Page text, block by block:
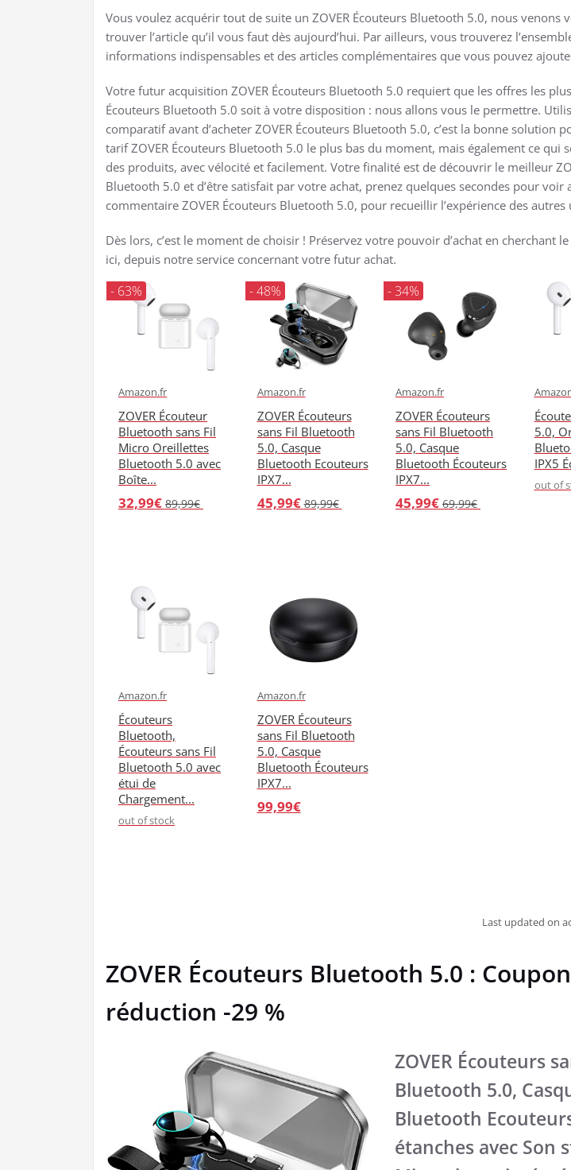
Vous voulez acquérir tout de suite un ZOVER Écouteurs Bluetooth 5.0, nous venons
trouver l’article qu’il vous faut dès aujourd’hui. Par ailleurs, vous trouverez
informations indispensables et des articles complémentaires que vous pouvez
Votre futur acquisition ZOVER Écouteurs Bluetooth 5.0 requiert que les offres les plus
Écouteurs Bluetooth 5.0 soit à votre disposition : nous allons vous le permettre.
comparatif avant d’acheter ZOVER Écouteurs Bluetooth 5.0, c’est la bonne solution
tarif ZOVER Écouteurs Bluetooth 5.0 le plus bas du moment, mais également ce qui
des produits, avec vélocité et facilement. Votre finalité est de découvrir le meilleur
Bluetooth 5.0 et d’être satisfait par votre achat, prenez quelques secondes pour voir
commentaire ZOVER Écouteurs Bluetooth 5.0, pour recueillir l’expérience des autres
Dès lors, c’est le moment de choisir ! Préservez votre pouvoir d’achat en cherchant
ici, depuis notre service concernant votre futur achat.
- 63%
Amazon.fr
ZOVER Écouteur
Bluetooth sans Fil
Micro Oreillettes
Bluetooth 5.0 avec
Boîte...
32,99€ 89,99€
- 48%
Amazon.fr
ZOVER Écouteurs
sans Fil Bluetooth
5.0, Casque
Bluetooth Ecouteurs
IPX7...
45,99€ 89,99€
- 34%
Amazon.fr
ZOVER Écouteurs
sans Fil Bluetooth
5.0, Casque
Bluetooth Écouteurs
IPX7...
45,99€ 69,99€
5.0,
IPX5
out of
Amazon.fr
Écouteurs
Bluetooth,
Écouteurs sans Fil
Bluetooth 5.0 avec
étui de
Chargement...
out of stock
Amazon.fr
ZOVER Écouteurs
sans Fil Bluetooth
5.0, Casque
Bluetooth Écouteurs
IPX7...
99,99€
Last updated on
ZOVER Écouteurs Bluetooth 5.0 :
réduction -29 %
ZOVER Écouteurs
Bluetooth 5.0,
Bluetooth
étanches avec Son